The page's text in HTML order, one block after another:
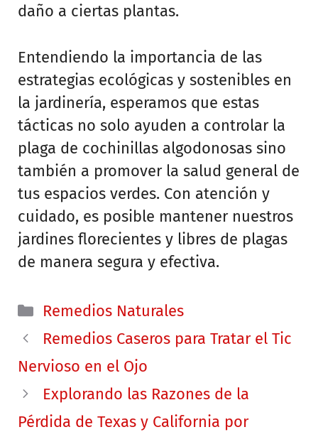
daño a ciertas plantas.
Entendiendo la importancia de las
estrategias ecológicas y sostenibles en
la jardinería, esperamos que estas
tácticas no solo ayuden a controlar la
plaga de cochinillas algodonosas sino
también a promover la salud general de
tus espacios verdes. Con atención y
cuidado, es posible mantener nuestros
jardines florecientes y libres de plagas
de manera segura y efectiva.
Categorías
Remedios Naturales
Remedios Caseros para Tratar el Tic
Nervioso en el Ojo
Explorando las Razones de la
Pérdida de Texas y California por